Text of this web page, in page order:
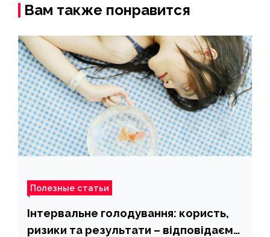
Вам также понравится
Полезные статьи
Інтервальне голодування: користь,
ризики та результати – відповідаємо